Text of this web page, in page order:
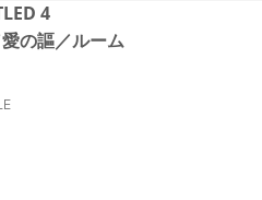
4
の謳／ルーム